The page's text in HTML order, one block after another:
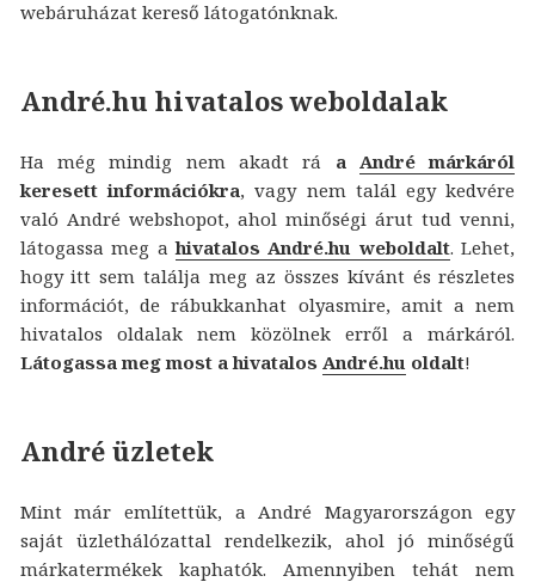
webáruházat kereső látogatónknak.
André.hu hivatalos weboldalak
Ha még mindig nem akadt rá a André márkáról
keresett információkra, vagy nem talál egy kedvére
való André webshopot, ahol minőségi árut tud venni,
látogassa meg ahivatalos André.hu weboldalt. Lehet,
hogy itt sem találja meg az összes kívánt és részletes
információt, de rábukkanhat olyasmire, amit a nem
hivatalos oldalak nem közölnek erről a márkáról.
Látogassa meg most a hivatalos André.hu oldalt!
André üzletek
Mint már említettük, a André Magyarországon egy
saját üzlethálózattal rendelkezik, ahol jó minőségű
márkatermékek kaphatók. Amennyiben tehát nem